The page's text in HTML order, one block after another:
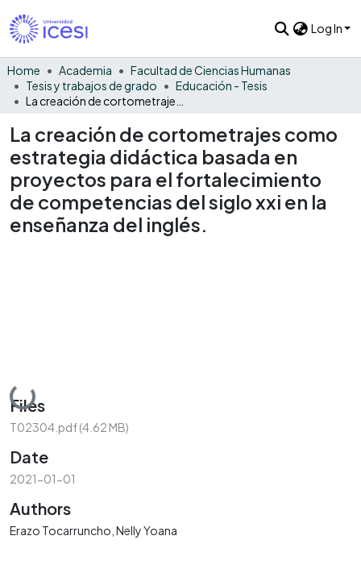
Log In
Home Academia
Facultad de Ciencias Humanas
Tesis y trabajos de grado
Educación - Tesis
La creación de cortometrajes como
estrategia didáctica basada en
proyectos para el fortalecimiento
de competencias del siglo xxi en la
enseñanza del inglés.
Loading...
Files
T02304.pdf(4.62 MB)
Date
2021-01-01
Authors
Erazo Tocarruncho, Nelly Yoana